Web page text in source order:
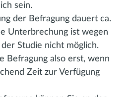
sein.
der Befragung dauert ca.
Unterbrechung ist wegen
Studie nicht möglich.
Befragung also erst, wenn
Zeit zur Verfügung